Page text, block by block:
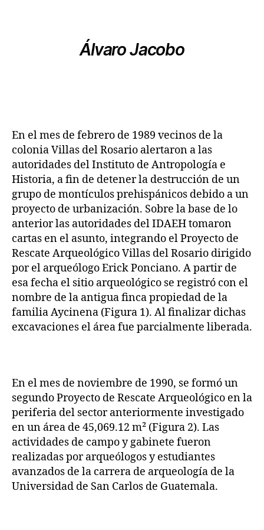
Álvaro Jacobo
En el mes de febrero de 1989 vecinos de la
colonia Villas del Rosario alertaron a las
autoridades del Instituto de Antropología e
Historia, a fin de detener la destrucción de un
grupo de montículos prehispánicos debido a un
proyecto de urbanización. Sobre la base de lo
anterior las autoridades del IDAEH tomaron
cartas en el asunto, integrando el Proyecto de
Rescate Arqueológico Villas del Rosario dirigido
por el arqueólogo Erick Ponciano. A partir de
esa fecha el sitio arqueológico se registró con el
nombre de la antigua finca propiedad de la
familia Aycinena (Figura 1). Al finalizar dichas
excavaciones el área fue parcialmente liberada.
En el mes de noviembre de 1990, se formó un
segundo Proyecto de Rescate Arqueológico en la
periferia del sector anteriormente investigado
en un área de 45,069.12 m² (Figura 2). Las
actividades de campo y gabinete fueron
realizadas por arqueólogos y estudiantes
avanzados de la carrera de arqueología de la
Universidad de San Carlos de Guatemala.